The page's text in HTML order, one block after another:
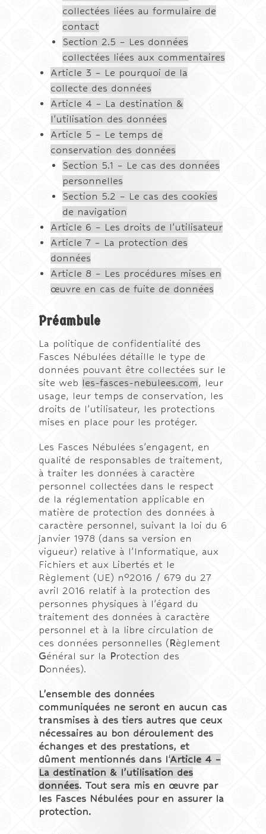
collectées liées au formulaire de
contact
Section 2.5 – Les données
collectées liées aux commentaires
Article 3 – Le pourquoi de la
collecte des données
Article 4 – La destination &
l’utilisation des données
Article 5 – Le temps de
conservation des données
Section 5.1 – Le cas des données
personnelles
Section 5.2 – Le cas des cookies
de navigation
Article 6 – Les droits de l’utilisateur
Article 7 – La protection des
données
Article 8 – Les procédures mises en
œuvre en cas de fuite de données
Préambule
La politique de confidentialité des
Fasces Nébulées détaille le type de
données pouvant être collectées sur le
site web les-fasces-nebulees.com , leur
usage, leur temps de conservation, les
droits de l’utilisateur, les protections
mises en place pour les protéger.
Les Fasces Nébulées s’engagent, en
qualité de responsables de traitement,
à traiter les données à caractère
personnel collectées dans le respect
de la réglementation applicable en
matière de protection des données à
caractère personnel, suivant la loi du 6
janvier 1978 (dans sa version en
vigueur) relative à l’Informatique, aux
Fichiers et aux Libertés et le
Règlement (UE) n°2016 / 679 du 27
avril 2016 relatif à la protection des
personnes physiques à l’égard du
traitement des données à caractère
personnel et à la libre circulation de
ces données personnelles (Règlement
Général sur la Protection des
Données).
L’ensemble des données
communiquées ne seront en aucun cas
transmises à des tiers autres que ceux
nécessaires au bon déroulement des
échanges et des prestations, et
dûment mentionnés dans l’Article 4 –
La destination & l’utilisation des
données. Tout sera mis en œuvre par
les Fasces Nébulées pour en assurer la
protection.